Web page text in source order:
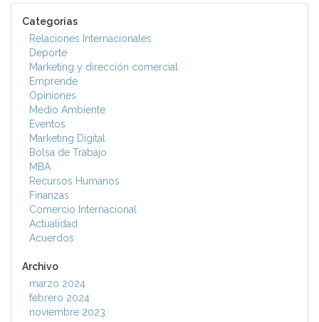
Categorías
Relaciones Internacionales
Deporte
Marketing y dirección comercial
Emprende
Opiniones
Medio Ambiente
Eventos
Marketing Digital
Bolsa de Trabajo
MBA
Recursos Humanos
Finanzas
Comercio Internacional
Actualidad
Acuerdos
Archivo
marzo 2024
febrero 2024
noviembre 2023